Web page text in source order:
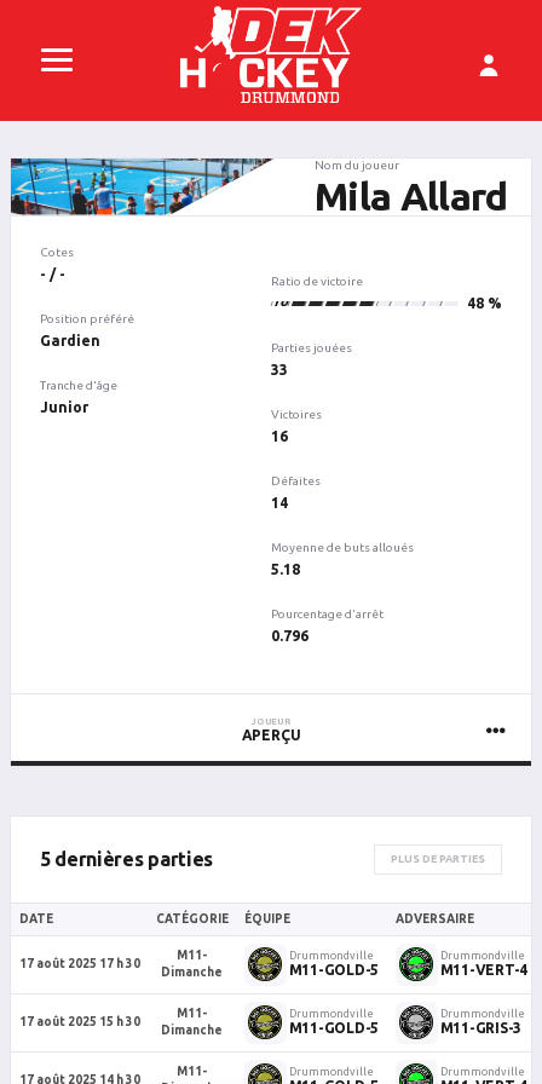
Nom du joueur
Mila Allard
Cotes
- / -
Position préféré
Gardien
Tranche d'âge
Junior
Ratio de victoire
16 48 %
Parties jouées
33
Victoires
16
Défaites
14
Moyenne de buts alloués
5.18
Pourcentage d'arrêt
0.796
JOUEUR
APERÇU
5 dernières parties PLUS DE PARTIES
DATE CATÉGORIE ÉQUIPE ADVERSAIRE
17 août 2025 17 h 30
M11-
Dimanche
Drummondville
M11-GOLD-5
Drummondville
M11-VERT-4
17 août 2025 15 h 30
M11-
Dimanche
Drummondville
M11-GOLD-5
Drummondville
M11-GRIS-3
17 août 2025 14 h 30
M11-
Drummondville Drummondville